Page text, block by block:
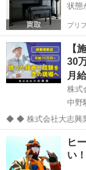
状態
プリ
【
30
月
株式
中野
◆ ◆ 株式会社大志興業は、 解体工事を中心に内装工事やリノベーシ
ョン工事まで幅広く
ど多様な現場に対応
ています。 20代～40
東京 中野区
ヒ
い